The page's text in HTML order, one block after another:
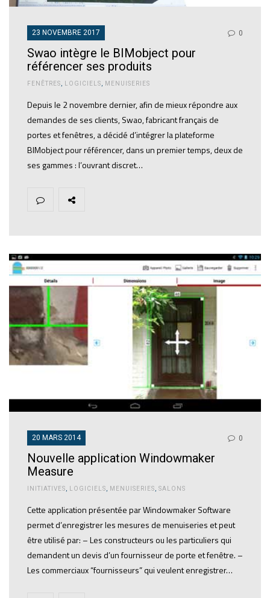
23 NOVEMBRE 2017 0
Swao intègre le BIMobject pour
référencer ses produits
FENÊTRES, LOGICIELS, MENUISERIES
Depuis le 2 novembre dernier, afin de mieux répondre aux
demandes de ses clients, Swao, fabricant français de
portes et fenêtres, a décidé d’intégrer la plateforme
BIMobject pour référencer, dans un premier temps, deux de
ses gammes : l’ouvrant discret…
20 MARS 2014 0
Nouvelle application Windowmaker
Measure
INITIATIVES, LOGICIELS, MENUISERIES, SALONS
Cette application présentée par Windowmaker Software
permet d’enregistrer les mesures de menuiseries et peut
être utilisé par: – Les constructeurs ou les particuliers qui
demandent un devis d’un fournisseur de porte et fenêtre. –
Les commerciaux “fournisseurs” qui veulent enregistrer…